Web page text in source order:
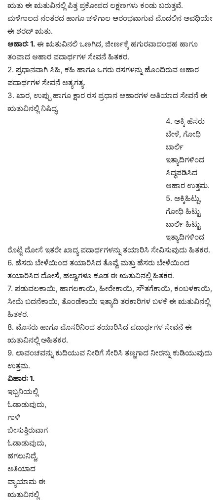
ಋತು ಈ ಋತುವಿನಲ್ಲಿ ಪಿತ್ತ ಪ್ರಕೋಪದ ಲಕ್ಷಣಗಳು ಕಂಡು ಬರುತ್ತವೆ.
ಮಳೆಗಾಲದ ನಂತರದ ಹಾಗೂ ಚಳಿಗಾಲ ಆರಂಭವಾಗುವ ಮೊದಲಿನ ಅವಧಿಯೇ
ಈ ಶರದ್ ಋತು.
ಆಹಾರ: 1. ಈ ಋತುವಿನಲಿ ಒಣಗಿದ, ಜೀರ್ಣಕ್ಕೆ ಹಗುರವಾದಂಥಹ ಹಾಗೂ
ತಂಪಾದ ಆಹಾರ ಪದಾರ್ಥಗಳ ಸೇವನೆ ಹಿತಕರ.
2. ಪ್ರಧಾನವಾಗಿ ಸಿಹಿ, ಕಹಿ ಹಾಗೂ ಒಗರು ರಸಗಳನ್ನು ಹೊಂದಿರುವ ಆಹಾರ
ಪದಾರ್ಥಗಳ ಸೇವನೆ ಅತ್ಯಗತ್ಯ.
3. ಖಾರ, ಉಪ್ಪು ಹಾಗೂ ಕ್ಷಾರ ರಸ ಪ್ರಧಾನ ಆಹಾರಗಳ ಅತಿಯಾದ ಸೇವನೆ ಈ
ಋತುವಿನಲ್ಲಿ ನಿಷಿದ್ಧ.
4. ಅಕ್ಕಿ ಹೆಸರು
ಬೇಳೆ, ಗೋಧಿ
ಬಾರ್ಲಿ
ಇತ್ಯಾದಿಗಳಿಂದ
ಸಿದ್ಧಪಡಿಸಿದ
ಆಹಾರ ಉತ್ತಮ.
5. ಅಕ್ಕಿಹಿಟ್ಟು,
ಗೋಧಿ ಹಿಟ್ಟು
ಬಾರ್ಲಿ ಹಿಟ್ಟು
ಇತ್ಯಾದಿಗಳಿಂದ
ರೊಟ್ಟಿ ದೋಸೆ ಇತರೇ ಖಾದ್ಯ ಪದಾರ್ಥಗಳನ್ನು ತಯಾರಿಸಿ ಸೇವಿಸುವುದು ಹಿತಕರ.
6. ಹೆಸರು ಬೇಳೆಯಿಂದ ತಯಾರಿಸಿದ ತೊವ್ವೆ ಮತ್ತು ಹೆಸರು ಬೇಳೆಯಿಂದ
ತಯಾರಿಸಿದ ದೋಸೆ, ಹಲ್ವಾಗಳೂ ಕೂಡ ಈ ಋತುವಿನಲ್ಲಿ ಹಿತಕರ.
7. ಪಡುವಲಕಾಯಿ, ಹಾಗಲಕಾಯಿ, ಹೀರೇಕಾಯಿ, ಸೌತಗೆಕಾಯಿ, ಕಂಬಳಕಾಯಿ,
ಸೀಮೆ ಬದನೆಕಾಯಿ, ತೊಂಡೆಕಾಯಿ ಇತ್ಯಾದಿ ತರಕಾರಿಗಳ ಬಳಕೆ ಈ ಋತುವಿನಲ್ಲಿ
ಹಿತಕರ.
8. ಮೊಸರು ಹಾಗೂ ಮೊಸರಿನಿಂದ ತಯಾರಿಸಿದ ಪದಾರ್ಥಗಳ ಸೇವನೆ ಈ
ಋತುವಿನಲ್ಲಿ ಅಹಿತಕರ.
9. ಲಾವಂಚವನ್ನು ಕುದಿಯುವ ನೀರಿಗೆ ಸೇರಿಸಿ ತಣ್ಣಗಾದ ನೀರನ್ನು ಕುಡಿಯುವುದು
ಉತ್ತಮ.
ವಿಹಾರ: 1.
ಇಬ್ಬನಿಯಲ್ಲಿ
ಓಡಾಡುವುದು,
ಗಾಳಿ
ಬೀಸುತ್ತಿರುವಾಗ
ಓಡಾಡುವುದು,
ಹಗಲುನಿದ್ದೆ,
ಅತಿಯಾದ
ವ್ಯಾಯಾಮ ಈ
ಋತುವಿನಲ್ಲಿ